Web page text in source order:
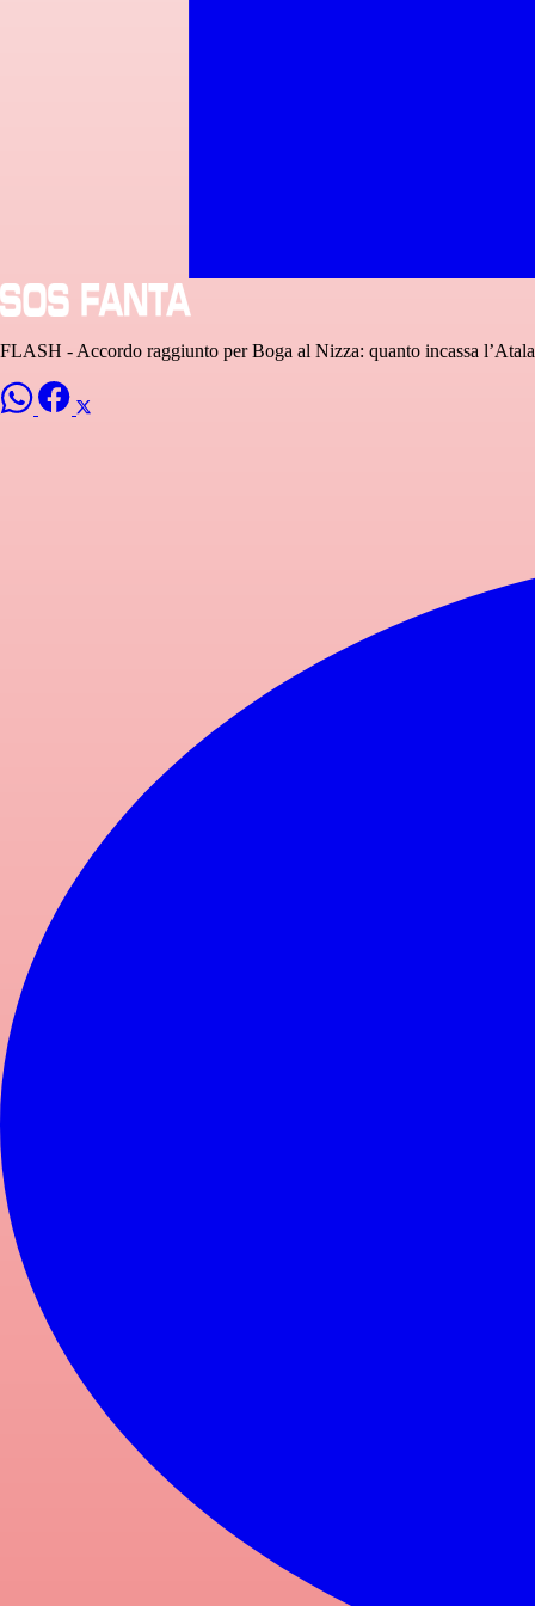
FLASH - Accordo raggiunto per Boga al Nizza: quanto incassa